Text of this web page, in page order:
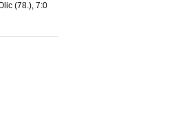
(78.), 7:0